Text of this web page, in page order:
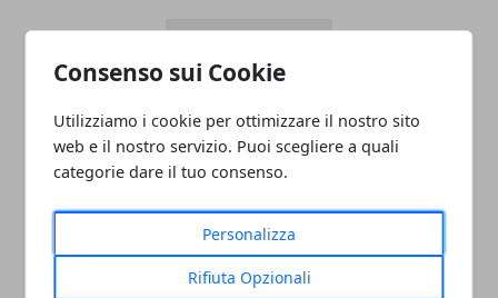
Consenso sui Cookie
Utilizziamo i cookie per ottimizzare il nostro sito
web e il nostro servizio. Puoi scegliere a quali
categorie dare il tuo consenso.
Personalizza
Rifiuta Opzionali
PULITORE COORDINATORE
05/11/2024